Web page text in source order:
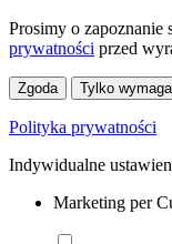
Prosimy o zapoznanie
prywatności przed
Zgoda Tylko
Polityka prywatności
Indywidualne
Marketing per